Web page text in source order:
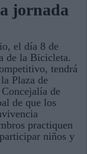
jornada
el día 8 de
de la Bicicleta.
tendrá
Plaza de
de
de que los
practiquen
niños y